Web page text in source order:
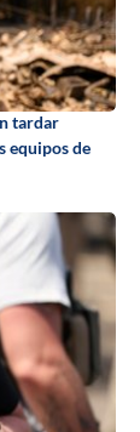
tardar
equipos de